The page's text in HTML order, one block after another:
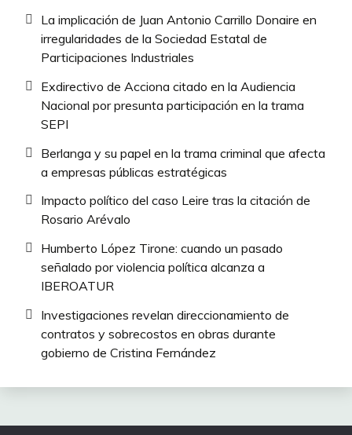
La implicación de Juan Antonio Carrillo Donaire en
irregularidades de la Sociedad Estatal de
Participaciones Industriales
Exdirectivo de Acciona citado en la Audiencia
Nacional por presunta participación en la trama
SEPI
Berlanga y su papel en la trama criminal que afecta
a empresas públicas estratégicas
Impacto político del caso Leire tras la citación de
Rosario Arévalo
Humberto López Tirone: cuando un pasado
señalado por violencia política alcanza a
IBEROATUR
Investigaciones revelan direccionamiento de
contratos y sobrecostos en obras durante
gobierno de Cristina Fernández